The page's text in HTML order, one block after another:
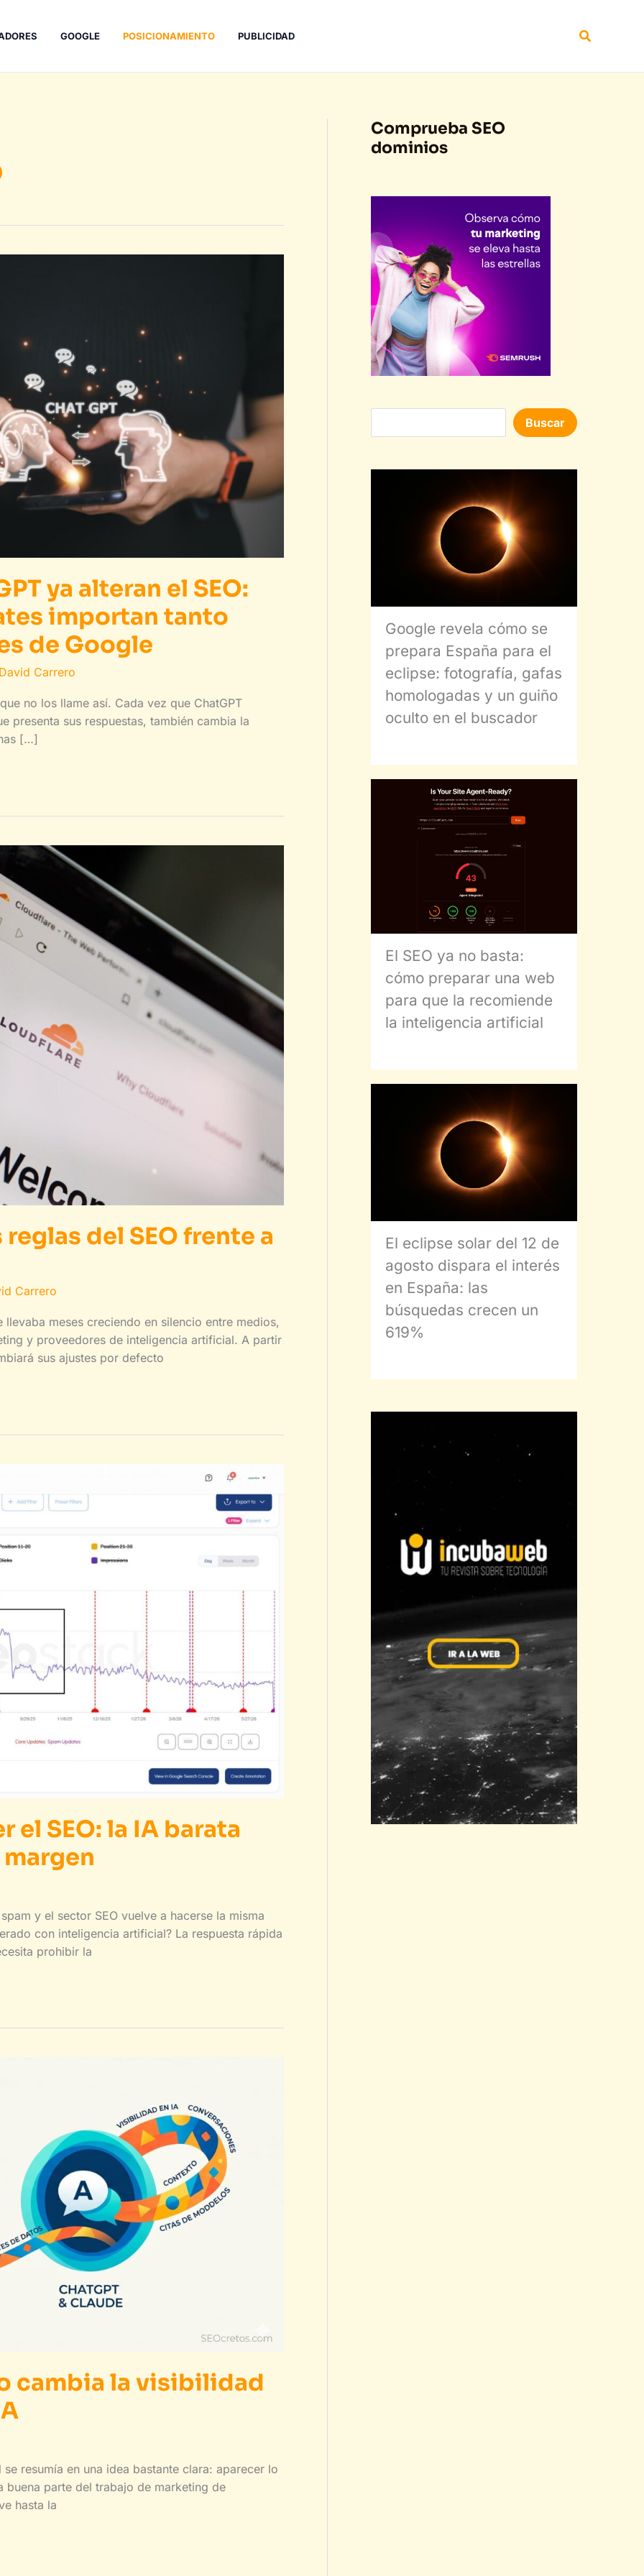
GOOGLE POSICIONAMIENTO PUBLICIDAD Buscar
ya alteran el SEO:
importan tanto
de Google
Carrero
no los llame así. Cada vez que ChatGPT
presenta sus respuestas, también cambia la
[…]
del SEO frente a
Carrero
meses creciendo en silencio entre medios,
y proveedores de inteligencia artificial. A partir
sus ajustes por defecto
el SEO: la IA barata
y el sector SEO vuelve a hacerse la misma
con inteligencia artificial? La respuesta rápida
prohibir la
cambia la visibilidad
resumía en una idea bastante clara: aparecer lo
buena parte del trabajo de marketing de
hasta la
Comprueba SEO
dominios
Buscar
Google revela cómo se
prepara España para el
eclipse: fotografía, gafas
homologadas y un guiño
oculto en el buscador
El SEO ya no basta:
cómo preparar una web
para que la recomiende
la inteligencia artificial
El eclipse solar del 12 de
agosto dispara el interés
en España: las
búsquedas crecen un
619%